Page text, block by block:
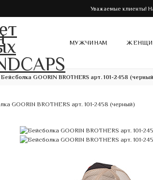
Уважаемые клиенты!
МУЖЧИНАМ
Бейсболка GOORIN BROTHERS арт. 101-2458